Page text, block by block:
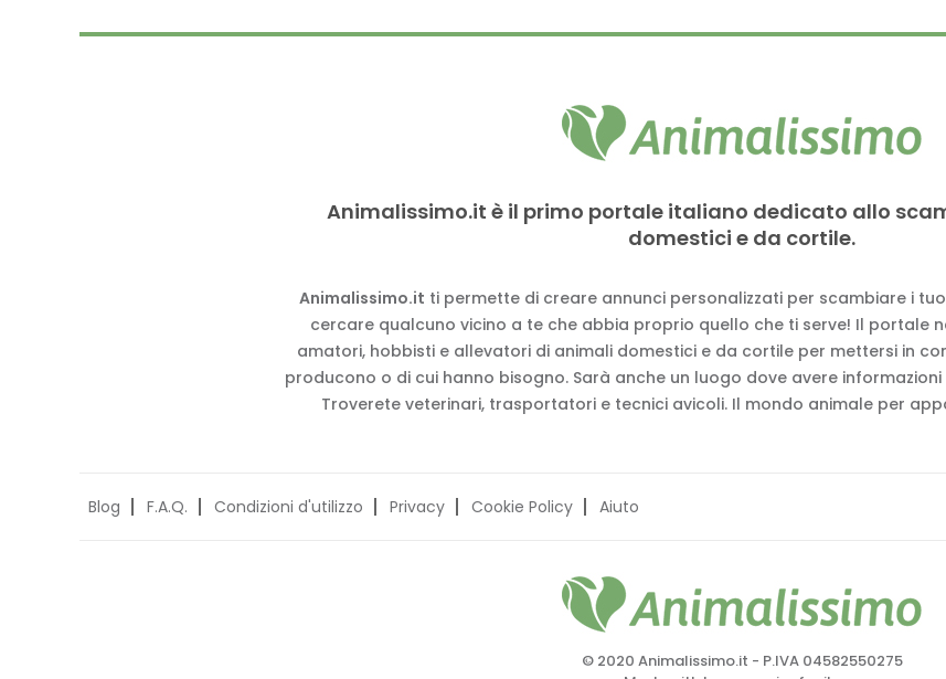
Animalissimo.it è il primo portale italiano dedicato allo
domestici e da cortile.
Animalissimo.it ti permette di creare annunci personalizzati per scambiare i
cercare qualcuno vicino a te che abbia proprio quello che ti serve! Il portale
amatori, hobbisti e allevatori di animali domestici e da cortile per mettersi in
producono o di cui hanno bisogno. Sarà anche un luogo dove avere
Troverete veterinari, trasportatori e tecnici avicoli. Il mondo animale per
Blog F.A.Q. Condizioni d'utilizzo Privacy Cookie Policy Aiuto
© 2020 Animalissimo.it - P.IVA 04582550275